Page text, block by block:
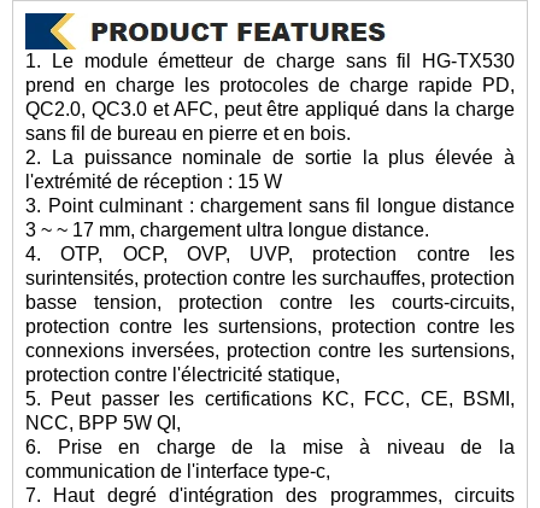
1. Le module émetteur de charge sans fil HG-TX530
prend en charge les protocoles de charge rapide PD,
QC2.0, QC3.0 et AFC, peut être appliqué dans la charge
sans fil de bureau en pierre et en bois.
2. La puissance nominale de sortie la plus élevée à
l'extrémité de réception : 15 W
3. Point culminant : chargement sans fil longue distance
3 ~ ~ 17 mm, chargement ultra longue distance.
4. OTP, OCP, OVP, UVP, protection contre les
surintensités, protection contre les surchauffes, protection
basse tension, protection contre les courts-circuits,
protection contre les surtensions, protection contre les
connexions inversées, protection contre les surtensions,
protection contre l'électricité statique,
5. Peut passer les certifications KC, FCC, CE, BSMI,
NCC, BPP 5W QI,
6. Prise en charge de la mise à niveau de la
communication de l'interface type-c,
7. Haut degré d'intégration des programmes, circuits